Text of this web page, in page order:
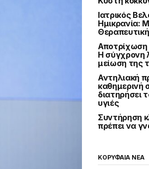
Ιατρικός
Ημικρανία:
Αποτρίχωση
Η σύγχρονη
μείωση της
Αντηλιακή
καθημερινή
διατηρήσει
υγιές
Συντήρηση
πρέπει να
ΚΟΡΥΦΑΙΑ ΝΕΑ